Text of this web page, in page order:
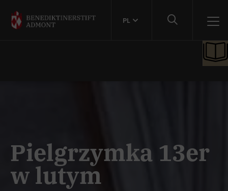
PL
Pielgrzymka 13er
w lutym